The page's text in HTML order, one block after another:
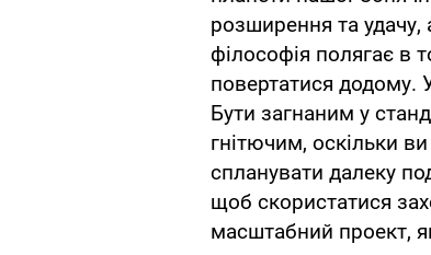
розширення та
філософія полягає в
повертатися додому.
Бути загнаним у
гнітючим, оскільки
спланувати далеку
щоб скористатися
масштабний проект,